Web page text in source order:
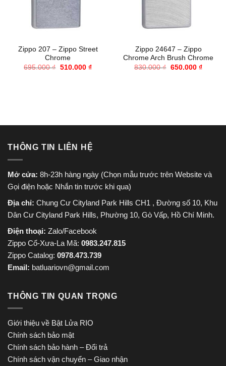
Zippo 207 – Zippo Street
Chrome
695.000₫ Giá
510.000 ₫Giá
Zippo 24647 – Zippo
Chrome Arch Brush Chrome
830.000₫ Giá
650.000 ₫Giá
THÔNG TIN LIÊN HỆ
Mở cửa: 8h-23h hàng ngày (Chọn mẫu trước trên Website và
Gọi điện hoặc Nhắn tin trước khi qua)
Địa chỉ: Chung Cư Cityland Park Hills CH1 , Đường số 10, Khu
Dân Cư Cityland Park Hills, Phường 10, Gò Vấp, Hồ Chí Minh.
Điện thoại: Zalo/Facebook
Zippo Cổ-Xưa-La Mã: 0983.247.815
Zippo Catalog: 0978.473.739
Email: batluariovn@gmail.com
THÔNG TIN QUAN TRỌNG
Giới thiệu về Bật Lửa RIO
Chính sách bảo mật
Chính sách bảo hành – Đổi trả
Chính sách vận chuyển – Giao nhận